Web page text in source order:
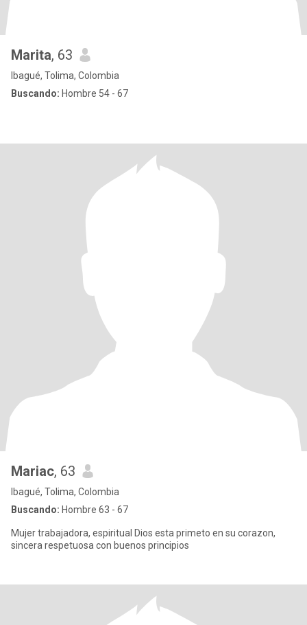
Marita, 63
Ibagué, Tolima, Colombia
Buscando: Hombre 54 - 67
Mariac, 63
Ibagué, Tolima, Colombia
Buscando: Hombre 63 - 67
Mujer trabajadora, espiritual Dios esta primeto en su corazon,
sincera respetuosa con buenos principios